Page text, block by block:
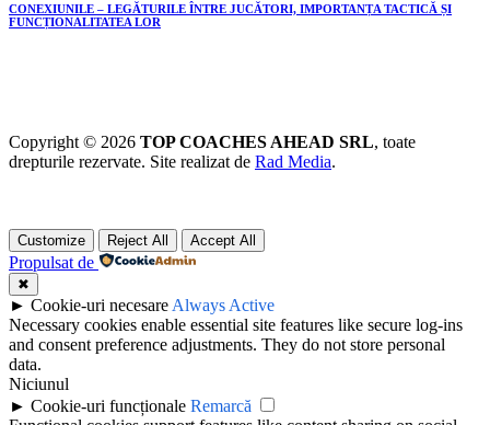
CONEXIUNILE – LEGĂTURILE ÎNTRE JUCĂTORI, IMPORTANȚA TACTICĂ ȘI
FUNCȚIONALITATEA LOR
Copyright © 2026 TOP COACHES AHEAD SRL, toate
drepturile rezervate. Site realizat de Rad Media.
Customize Reject All Accept All
Propulsat de
✖
► Cookie-uri necesare Always Active
Necessary cookies enable essential site features like secure log-ins
and consent preference adjustments. They do not store personal
data.
Niciunul
► Cookie-uri funcționale Remarcă